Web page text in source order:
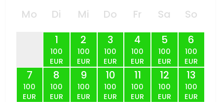
Mo Di Mi Do Fr Sa
So
1
100
EUR
2
100
EUR
3
100
EUR
4
100
EUR
5
100
EUR
6
100
EUR
7
100
EUR
8
100
EUR
9
100
EUR
10
100
EUR
11
100
EUR
12
100
EUR
13
100
EUR